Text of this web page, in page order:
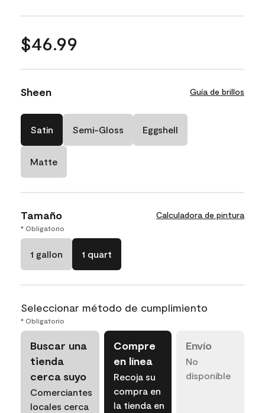
$46.99
Sheen Guía de brillos
Satin Semi-Gloss Eggshell
Matte
Tamaño Calculadora de pintura
* Obligatorio
1 gallon 1 quart
Seleccionar método de cumplimiento
* Obligatorio
Buscar una
tienda
cerca suyo
Comerciantes
locales cerca
Compre
en línea
Recoja su
compra en
la tienda en
Envío
No
disponible